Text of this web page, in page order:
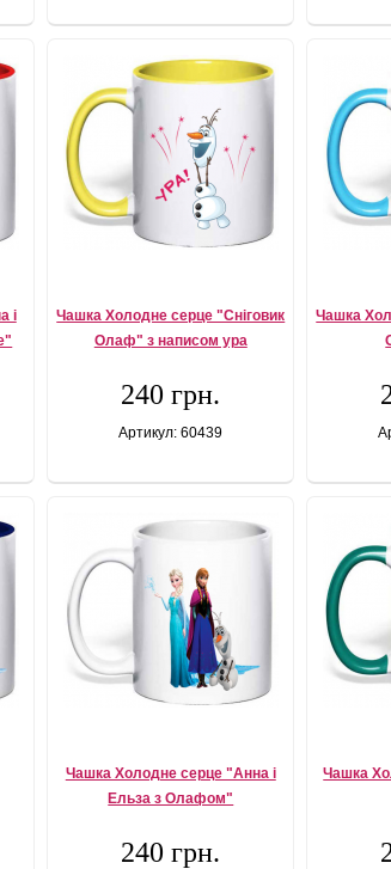
і
Чашка Холодне серце "Сніговик
Олаф" з написом ура
240 грн.
Артикул: 60439
Чашка
Чашка Холодне серце "Анна і
Ельза з Олафом"
240 грн.
Чашка